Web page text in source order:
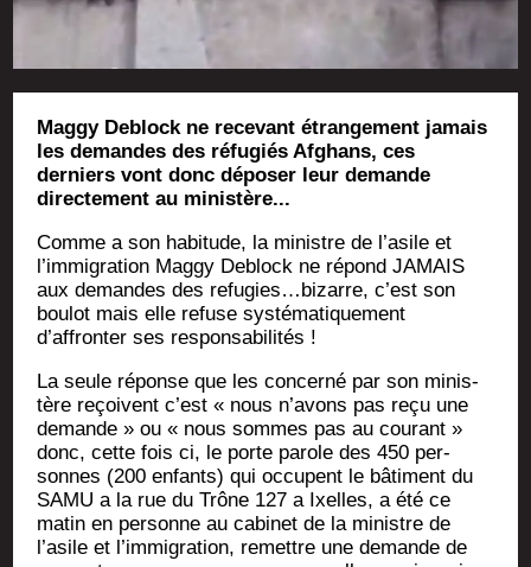
Maggy Deblock ne recevant étrangement jamais
les demandes des réfugiés Afghans, ces
derniers vont donc déposer leur demande
directement au ministère...
Comme a son habi­tude, la ministre de l’asile et
l’immigration Mag­gy Deblock ne répond JAMAIS
aux demandes des refugies…bizarre, c’est son
bou­lot mais elle refuse sys­té­ma­ti­que­ment
d’affronter ses responsabilités !
La seule réponse que les concer­né par son minis­
tère reçoivent c’est « nous n’avons pas reçu une
demande » ou « nous sommes pas au cou­rant »
donc, cette fois ci, le porte parole des 450 per­
sonnes (200 enfants) qui occupent le bâti­ment du
SAMU a la rue du Trône 127 a Ixelles, a été ce
matin en per­sonne au cabi­net de la ministre de
l’asile et l’immigration, remettre une demande de